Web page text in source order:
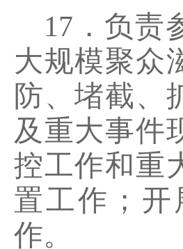
17．负责
大规模聚众
防、堵截、
及重大事件
控工作和重
置工作；
作。